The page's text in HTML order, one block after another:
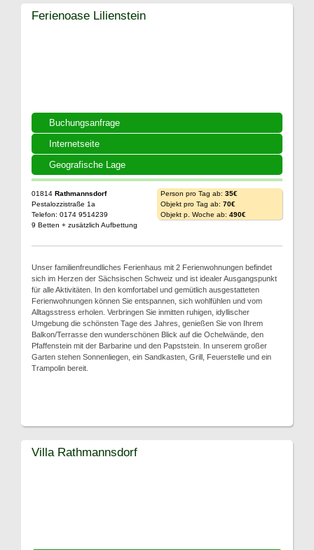
Buchungsanfrage
Internetseite
Geografische Lage
Ferienoase Lilienstein
01814 Rathmannsdorf
Pestalozzistraße 1a
Telefon: 0174 9514239
9 Betten + zusätzlich Aufbettung
Person pro Tag ab: 35€
Objekt pro Tag ab: 70€
Objekt p. Woche ab: 490€
Unser familienfreundliches Ferienhaus mit 2 Ferienwohnungen befindet
sich im Herzen der Sächsischen Schweiz und ist idealer Ausgangspunkt
für alle Aktivitäten. In den komfortabel und gemütlich ausgestatteten
Ferienwohnungen können Sie entspannen, sich wohlfühlen und vom
Alltagsstress erholen. Verbringen Sie inmitten ruhigen, idyllischer
Umgebung die schönsten Tage des Jahres, genießen Sie von Ihrem
Balkon/Terrasse den wunderschönen Blick auf die Ochelwände, den
Pfaffenstein mit der Barbarine und den Papststein. In unserem großer
Garten stehen Sonnenliegen, ein Sandkasten, Grill, Feuerstelle und ein
Trampolin bereit.
Villa Rathmannsdorf